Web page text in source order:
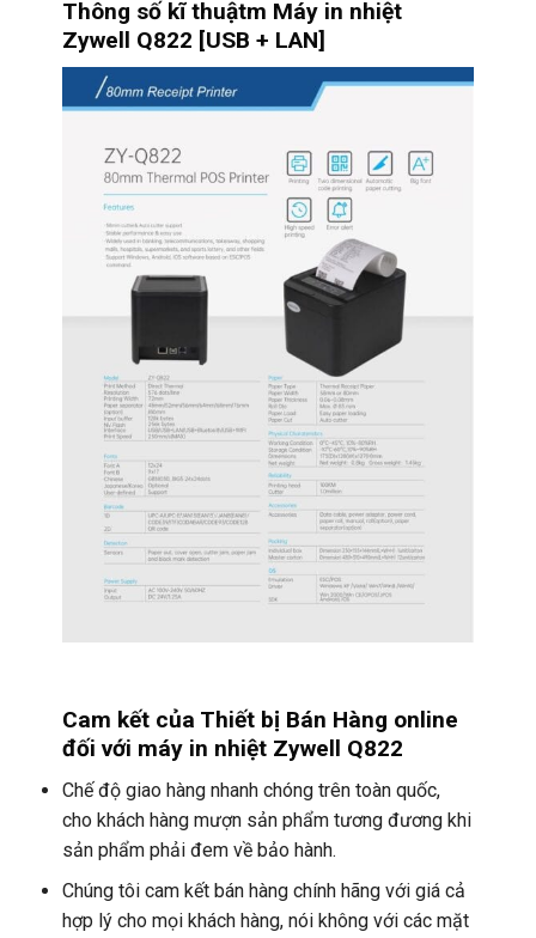
Thông số kĩ thuậtm Máy in nhiệt
Zywell Q822 [USB + LAN]
Cam kết của Thiết bị Bán Hàng online
đối với máy in nhiệt Zywell Q822
Chế độ giao hàng nhanh chóng trên toàn quốc,
cho khách hàng mượn sản phẩm tương đương khi
sản phẩm phải đem về bảo hành.
Chúng tôi cam kết bán hàng chính hãng với giá cả
hợp lý cho mọi khách hàng, nói không với các mặt